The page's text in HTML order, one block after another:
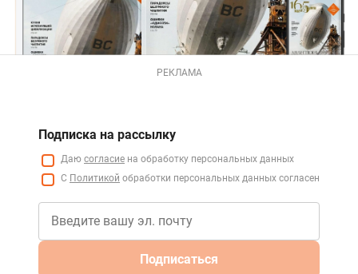
РЕКЛАМА
Подписка на рассылку
Даю согласие на обработку персональных данных
С Политикой обработки персональных данных согласен
Подписаться